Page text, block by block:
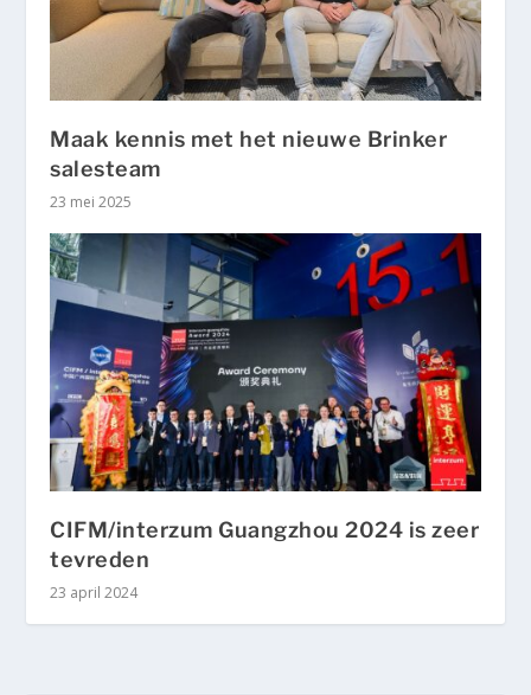
Maak kennis met het nieuwe Brinker
salesteam
23 mei 2025
CIFM/interzum Guangzhou 2024 is zeer
tevreden
23 april 2024